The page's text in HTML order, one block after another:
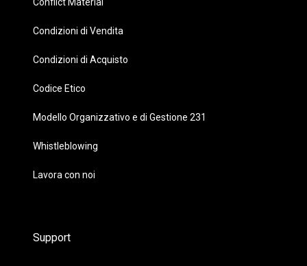
Condizioni di Vendita
Condizioni di Acquisto
Codice Etico
Modello Organizzativo e di Gestione 231
Whistleblowing
Lavora con noi
Support